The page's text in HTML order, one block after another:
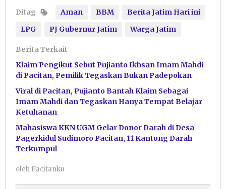
Ditag Aman BBM
Berita Jatim Hari ini
LPG
PJ Gubernur Jatim Warga Jatim
Berita Terkait
Klaim Pengikut Sebut Pujianto Ikhsan Imam Mahdi
di Pacitan, Pemilik Tegaskan Bukan Padepokan
Viral di Pacitan, Pujianto Bantah Klaim Sebagai
Imam Mahdi dan Tegaskan Hanya Tempat Belajar
Ketuhanan
Mahasiswa KKN UGM Gelar Donor Darah di Desa
Pagerkidul Sudimoro Pacitan, 11 Kantong Darah
Terkumpul
oleh Pacitanku